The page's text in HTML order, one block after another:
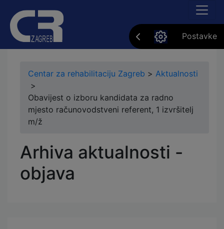
Postavke
Centar za rehabilitaciju Zagreb > Aktualnosti
>
Obavijest o izboru kandidata za radno
mjesto računovodstveni referent, 1 izvršitelj
m/ž
Arhiva aktualnosti -
objava